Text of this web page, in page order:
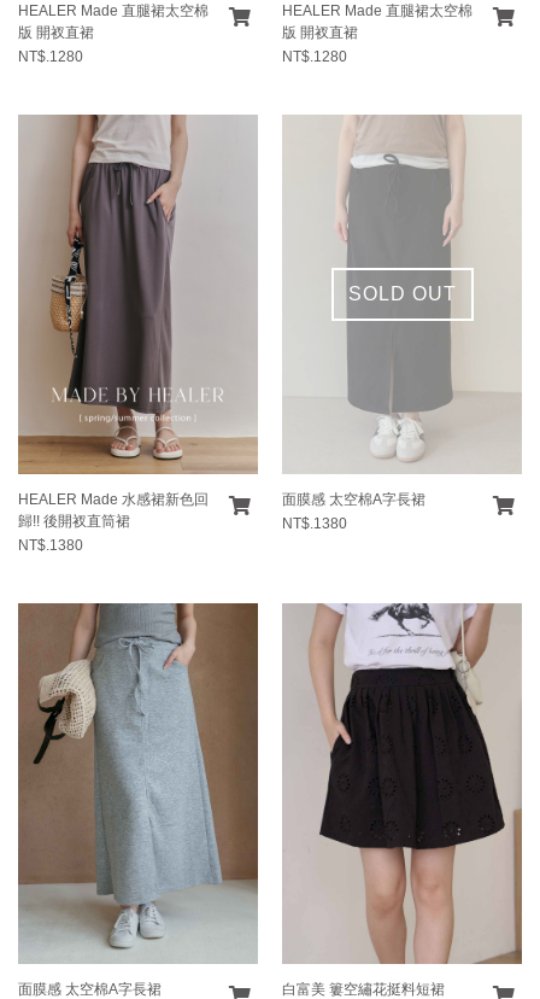
HEALER Made 直腿裙太空棉
版 開衩直裙
NT$.1280
HEALER Made 直腿裙太空棉
版 開衩直裙
NT$.1280
HEALER Made 水感裙新色回
歸!! 後開衩直筒裙
NT$.1380
SOLD OUT
面膜感 太空棉A字長裙
NT$.1380
面膜感 太空棉A字長裙
白富美 簍空繡花挺料短裙